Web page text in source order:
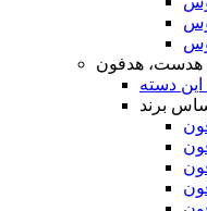
هدست، هدفون
دسته
برند